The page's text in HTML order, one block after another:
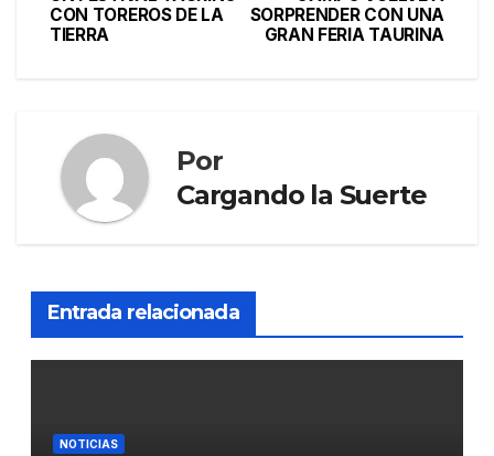
SORPRENDER CON UNA
GRAN FERIA TAURINA
CON TOREROS DE LA
TIERRA
Por
Cargando la Suerte
Entrada relacionada
NOTICIAS